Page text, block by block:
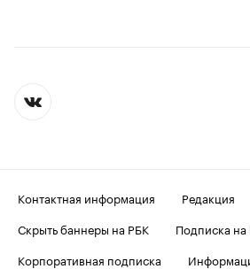
Контактная информация
Редакция
Скрыть баннеры на РБК
Подписка
Корпоративная подписка